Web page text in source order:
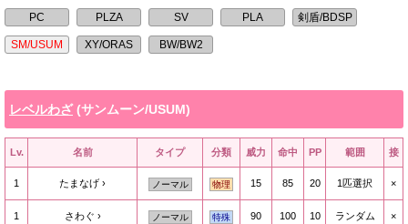
レベルわざ(サンムーン/USUM)
Lv. 名前 タイプ 分類 威力 命中 PP 範囲 接
1 たまなげ ノーマル 物理 15 85 20 1匹選択 ×
1 さわぐ ノーマル 特殊 90 100 10 ランダム ×